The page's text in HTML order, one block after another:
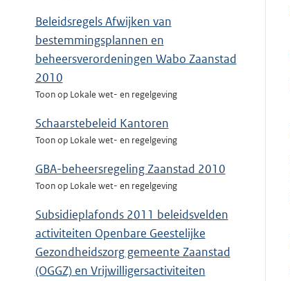
Beleidsregels Afwijken van
bestemmingsplannen en
beheersverordeningen Wabo Zaanstad
2010
Toon op Lokale wet- en regelgeving
Schaarstebeleid Kantoren
Toon op Lokale wet- en regelgeving
GBA-beheersregeling Zaanstad 2010
Toon op Lokale wet- en regelgeving
Subsidieplafonds 2011 beleidsvelden
activiteiten Openbare Geestelijke
Gezondheidszorg gemeente Zaanstad
(OGGZ) en Vrijwilligersactiviteiten